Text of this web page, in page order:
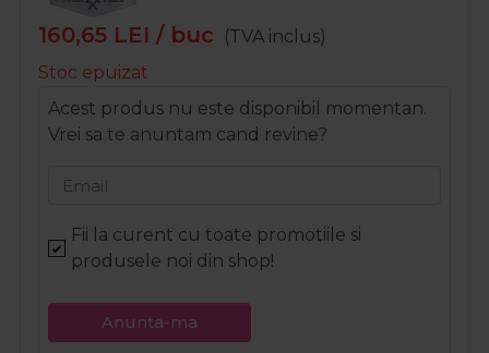
160,65 LEI / buc
(TVA inclus)
Stoc epuizat
Acest produs nu este disponibil momentan.
Vrei sa te anuntam cand revine?
Email
Fii la curent cu toate promotiile si
produsele noi din shop!
Anunta-ma